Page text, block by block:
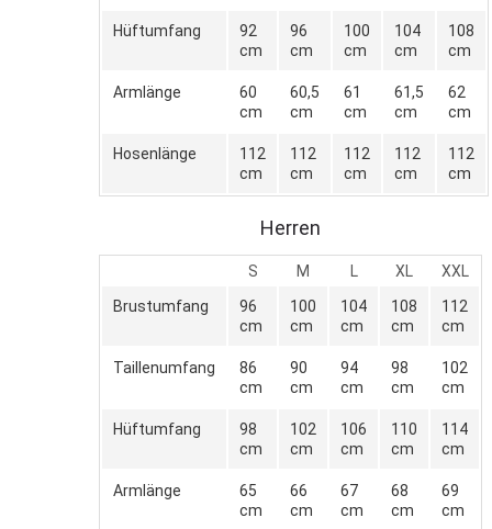
Hüftumfang
92
cm
96
cm
100
cm
104
cm
108
cm
Armlänge
60
cm
60,5
cm
61
cm
61,5
cm
62
cm
Hosenlänge
112
cm
112
cm
112
cm
112
cm
112
cm
Herren
S M L XL
XXL
Brustumfang
96
cm
100
cm
104
cm
108
cm
112
cm
Taillenumfang
86
cm
90
cm
94
cm
98
cm
102
cm
Hüftumfang
98
cm
102
cm
106
cm
110
cm
114
cm
Armlänge
65
cm
66
cm
67
cm
68
cm
69
cm